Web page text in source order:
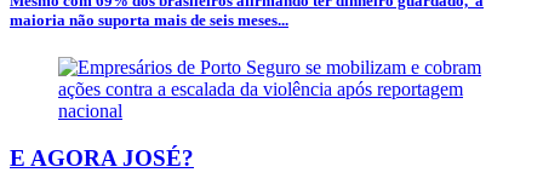
maioria não suporta mais de seis meses...
E AGORA JOSÉ?